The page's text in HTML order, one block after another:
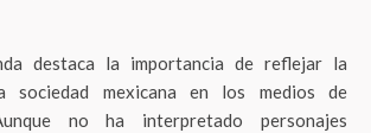
destaca la importancia de reflejar la
sociedad mexicana en los medios de
no ha interpretado personajes